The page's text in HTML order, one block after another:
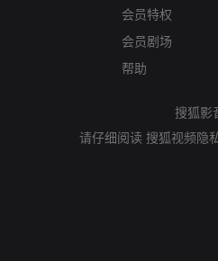
会员特权
会员剧场
帮助
搜狐影
请仔细阅读 搜狐视频隐